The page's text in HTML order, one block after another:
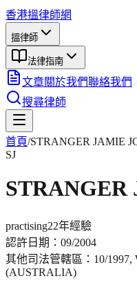
香港搵律師網
搵律師
法律指南
文章關於我們聯絡我們
搜尋律師
首頁/STRANGER JAMIE
SJ
practising22年經驗
認許日期： 09/2004
其他司法管轄區： 10/
(AUSTRALIA)